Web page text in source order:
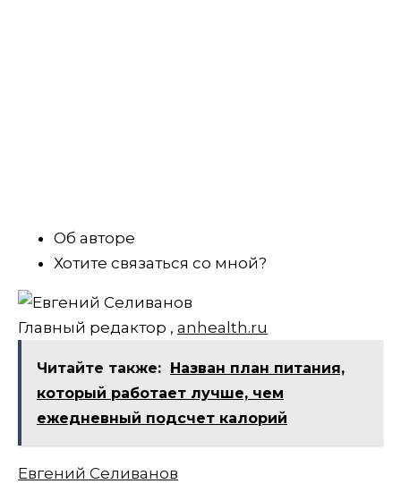
Об авторе
Хотите связаться со мной?
Главный редактор , anhealth.ru
Читайте также: Назван план питания,
который работает лучше, чем
ежедневный подсчет калорий
Евгений Селиванов